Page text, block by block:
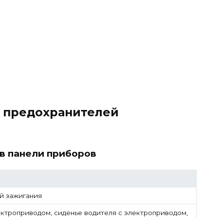
панели приборов
зажигания
сиденье водителя с электроприводом,